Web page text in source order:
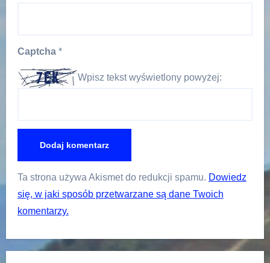
Captcha *
Wpisz tekst wyświetlony powyżej:
Ta strona używa Akismet do redukcji spamu. Dowiedz
się, w jaki sposób przetwarzane są dane Twoich
komentarzy.